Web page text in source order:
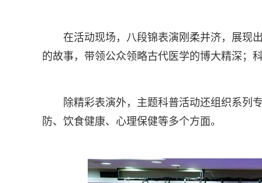
在活动现场，八段锦表演刚柔并济，展现
的故事，带领公众领略古代医学的博大精深；
除精彩表演外，主题科普活动还组织系列
防、饮食健康、心理保健等多个方面。